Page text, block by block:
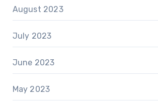
August 2023
July 2023
June 2023
May 2023